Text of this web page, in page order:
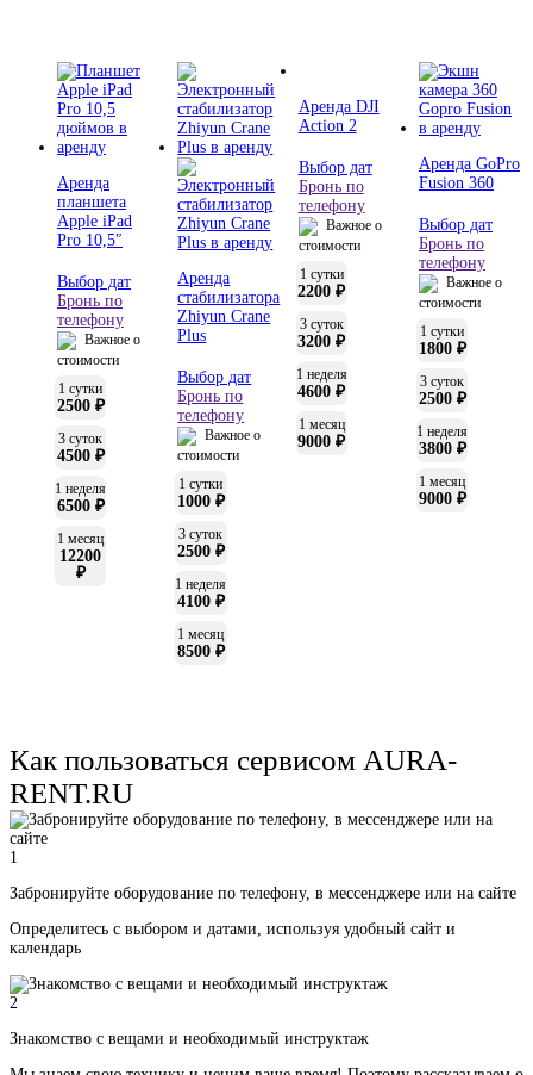
Аренда
планшета
Apple iPad
Pro 10,5″
Выбор дат
Бронь по
телефону
Важное о
стоимости
1 сутки
2500 ₽
3 суток
4500 ₽
1 неделя
6500 ₽
1 месяц
12200
₽
Аренда
стабилизатора
Zhiyun Crane
Plus
Выбор дат
Бронь по
телефону
Важное о
стоимости
1 сутки
1000 ₽
3 суток
2500 ₽
1 неделя
4100 ₽
1 месяц
8500 ₽
Аренда DJI
Action 2
Выбор дат
Бронь по
телефону
Важное о
стоимости
1 сутки
2200 ₽
3 суток
3200 ₽
1 неделя
4600 ₽
1 месяц
9000 ₽
Аренда GoPro
Fusion 360
Выбор дат
Бронь по
телефону
Важное о
стоимости
1 сутки
1800 ₽
3 суток
2500 ₽
1 неделя
3800 ₽
1 месяц
9000 ₽
Как пользоваться сервисом AURA-
RENT.RU
1
Забронируйте оборудование по телефону, в мессенджере или на сайте
Определитесь с выбором и датами, используя удобный сайт и
календарь
2
Знакомство с вещами и необходимый инструктаж